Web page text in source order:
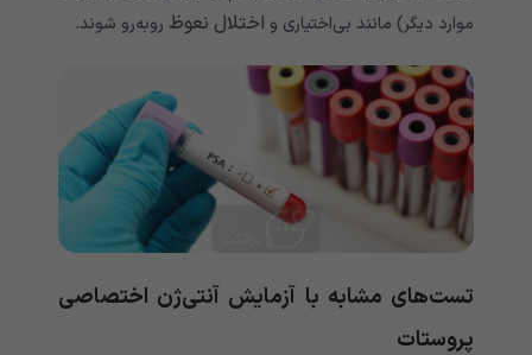
موارد دیگر) مانند بی‌اختیاری و اختلال نعوظ روبه‌رو شوند.
تست‌های مشابه با آزمایش آنتی‌ژن اختصاصی
پروستات